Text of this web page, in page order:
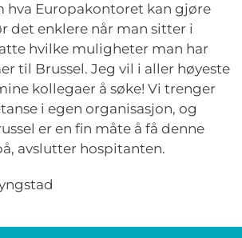
hva Europakontoret kan gjøre
det enklere når man sitter i
hvilke muligheter man har
til Brussel. Jeg vil i aller høyeste
kollegaer å søke! Vi trenger
i egen organisasjon, og
er en fin måte å få denne
avslutter hospitanten.